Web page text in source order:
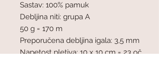
Sastav: 100% pamuk
Debljina niti: grupa A
50 g = 170 m
Preporučena debljina igala: 3,5 mm
Napetost pletiva: 10 x 10 cm = 23 oč.